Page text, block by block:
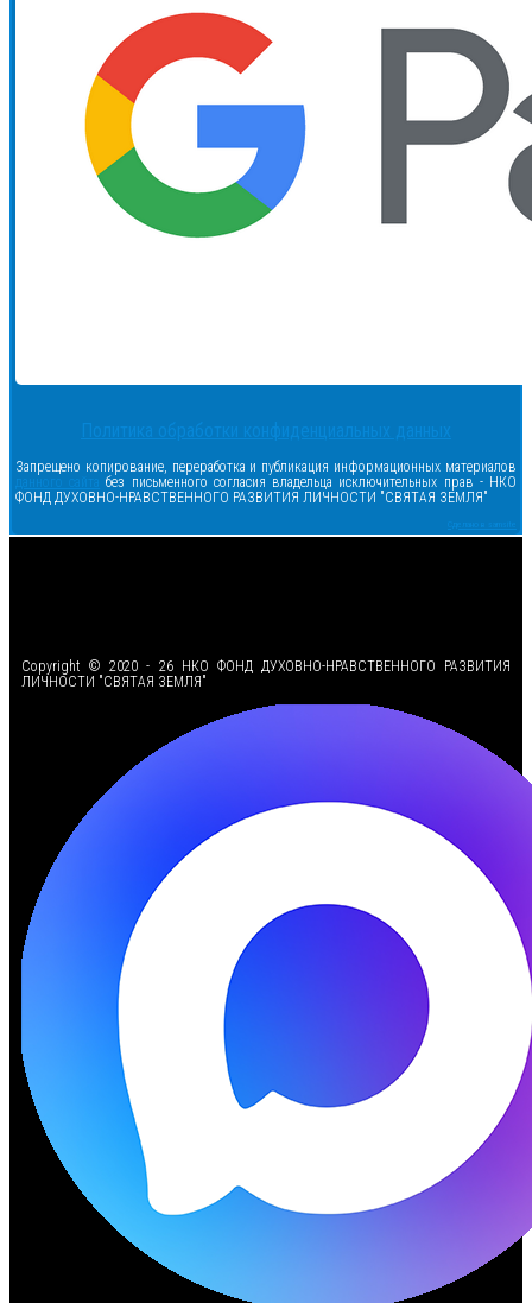
Политика обработки конфиденциальных данных
Запрещено копирование, переработка и публикация информационных материалов
данного сайта без письменного согласия владельца исключительных прав - НКО
ФОНД ДУХОВНО-НРАВСТВЕННОГО РАЗВИТИЯ ЛИЧНОСТИ "СВЯТАЯ ЗЕМЛЯ"
Сделано в samsite
Copyright © 2020 - 26 НКО ФОНД ДУХОВНО-НРАВСТВЕННОГО РАЗВИТИЯ
ЛИЧНОСТИ "СВЯТАЯ ЗЕМЛЯ"